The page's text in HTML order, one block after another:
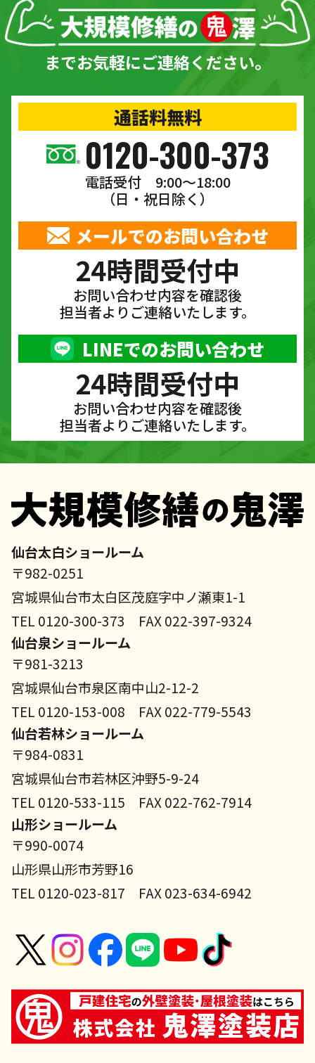
までお気軽にご連絡ください。
通話料無料
0120-300-373
電話受付 9:00〜18:00
（日・祝日除く）
メールでのお問い合わせ
24時間受付中
お問い合わせ内容を確認後
担当者よりご連絡いたします。
LINEでのお問い合わせ
24時間受付中
お問い合わせ内容を確認後
担当者よりご連絡いたします。
仙台太白ショールーム
〒982-0251
宮城県仙台市太白区茂庭字中ノ瀬東1-1
TEL 0120-300-373 FAX 022-397-9324
仙台泉ショールーム
〒981-3213
宮城県仙台市泉区南中山2-12-2
TEL 0120-153-008 FAX 022-779-5543
仙台若林ショールーム
〒984-0831
宮城県仙台市若林区沖野5-9-24
TEL 0120-533-115 FAX 022-762-7914
山形ショールーム
〒990-0074
山形県山形市芳野16
TEL 0120-023-817 FAX 023-634-6942